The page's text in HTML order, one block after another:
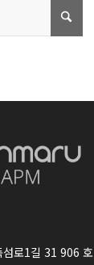
로1길 31 906 호